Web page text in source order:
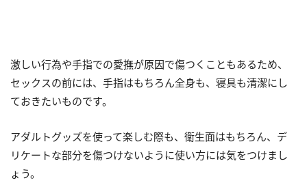
激しい行為や手指での愛撫が原因で傷つくこともあるため、
セックスの前には、手指はもちろん全身も、寝具も清潔にし
ておきたいものです。
アダルトグッズを使って楽しむ際も、衛生面はもちろん、デ
リケートな部分を傷つけないように使い方には気をつけまし
ょう。